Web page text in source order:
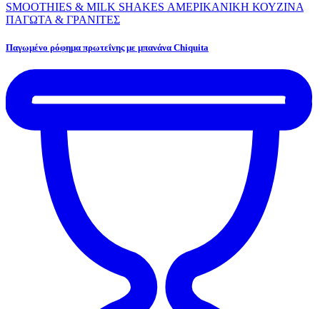
SMOOTHIES & MILK SHAKES ΑΜΕΡΙΚΑΝΙΚΗ ΚΟΥΖΙΝΑ
ΠΑΓΩΤΑ & ΓΡΑΝΙΤΕΣ
Παγωμένο ρόφημα πρωτεΐνης με μπανάνα Chiquita